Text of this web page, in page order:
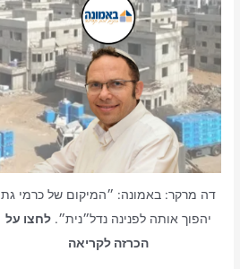
דה מרקר: באמונה: ״המיקום של כרמי גת
יהפוך אותה לפנינה נדל״נית״.לחצו על
הכרזה לקריאה